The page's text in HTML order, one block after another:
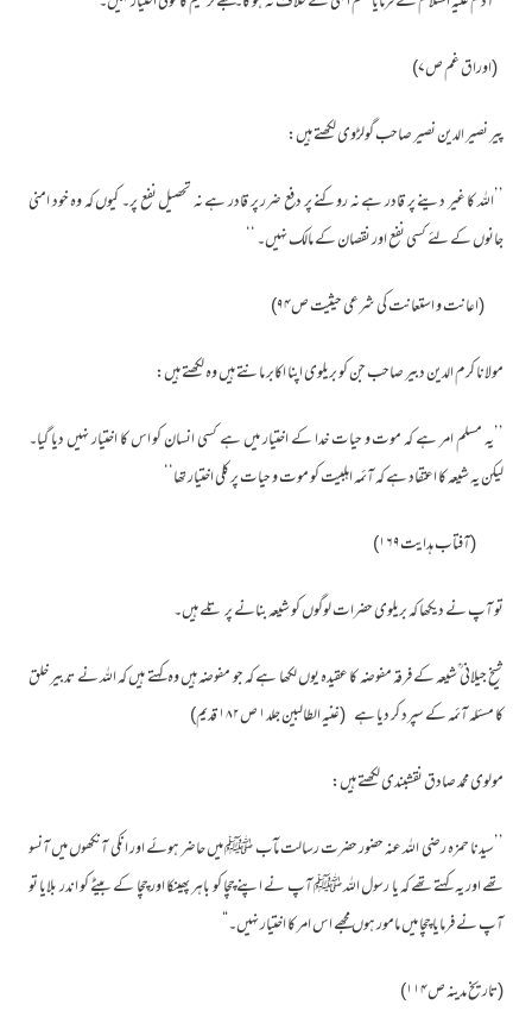
(اوراق غم ص۷)
پیر نصیر الدین نصیر صاحب گولڑوی لکھتے ہیں:
’’اللہ کا غیر دینے پر قادر ہے نہ روکنے پر دفع ضرر پر قادر ہے نہ تحصیل نفع پر۔ کیوں کہ وہ خود امنی
جانوں کے لئے کسی نفع اور نقصان کے مالک نہیں۔ ‘‘
(اعانت و استعانت کی شرعی حیثیت ص۹۴)
مولانا کرم الدین دبیر صاحب جن کو بریلوی اپنا اکابر مانتے ہیں وہ لکھتے ہیں:
’’یہ مسلم امر ہے کہ موت و حیات خدا کے اختیار میں ہے کسی انسان کو اس کا اختیار نہیں دیا گیا۔
لیکن یہ شیعہ کا اعتقاد ہے کہ آئمہ اہلبیت کو موت و حیات پر کلی اختیار تھا‘‘
(آفتاب ہدایت۱۶۹)
تو آپ نے دیکھا کہ بریلوی حضرات لوگوں کو شیعہ بنانے پر تلے ہیں۔
شیخ جیلانی ؒشیعہ کے فرقہ مفوضہ کا عقیدہ یوں لکھا ہے کہ جو مفوضہ ہیں وہ کہتے ہیں کہ اللہ نے تدبیر خلق
کا مسئلہ آئمہ کے سپرد کر دیا ہے (غنیہ الطالبین جلد۱ ص۱۸۲ قدیم)
مولوی محمد صادق نقشبندی لکھتے ہیں:
’’سیدنا حمزہ رضی اللہ عنہ حضور حضرت رسالت مآب ﷺ میں حاضر ہوئے اور انکی آنکھوں میں آنسو
تھے اور یہ کہتے تھے کہ یا رسول اللہ ﷺ آپ نے اپنے چچا کو باہر پھینکا اور چچا کے بیٹے کو اندر بلایا تو
آپ نے فرمایا چچا میں مامور ہوں مجھے اس امر کا اختیار نہیں۔“
(تاریخ مدینہ ص۱۱۴)